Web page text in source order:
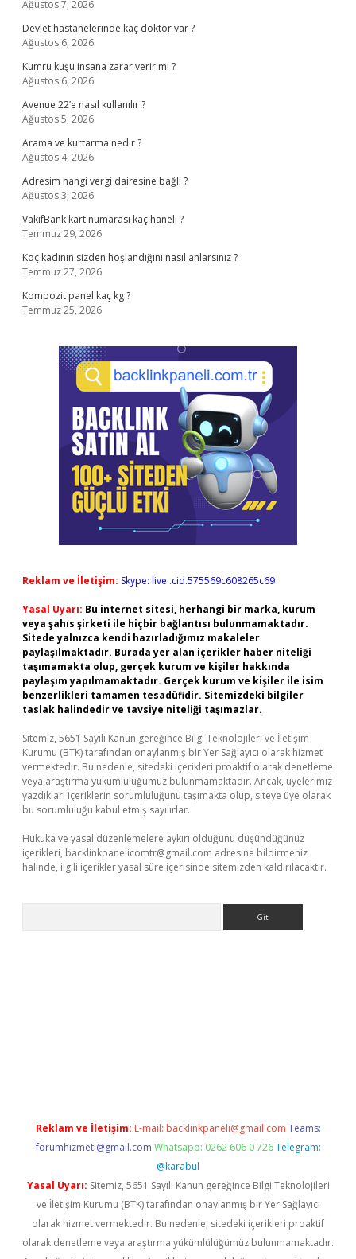
Ağustos 7, 2026
Devlet hastanelerinde kaç doktor var ?
Ağustos 6, 2026
Kumru kuşu insana zarar verir mi ?
Ağustos 6, 2026
Avenue 22’e nasıl kullanılır ?
Ağustos 5, 2026
Arama ve kurtarma nedir ?
Ağustos 4, 2026
Adresim hangi vergi dairesine bağlı ?
Ağustos 3, 2026
VakıfBank kart numarası kaç haneli ?
Temmuz 29, 2026
Koç kadının sizden hoşlandığını nasıl anlarsınız ?
Temmuz 27, 2026
Kompozit panel kaç kg ?
Temmuz 25, 2026
Reklam ve İletişim: Skype: live:.cid.575569c608265c69
Yasal Uyarı: Bu internet sitesi, herhangi bir marka, kurum
veya şahıs şirketi ile hiçbir bağlantısı bulunmamaktadır.
Sitede yalnızca kendi hazırladığımız makaleler
paylaşılmaktadır. Burada yer alan içerikler haber niteliği
taşımamakta olup, gerçek kurum ve kişiler hakkında
paylaşım yapılmamaktadır. Gerçek kurum ve kişiler ile isim
benzerlikleri tamamen tesadüfidir. Sitemizdeki bilgiler
taslak halindedir ve tavsiye niteliği taşımazlar.
Sitemiz, 5651 Sayılı Kanun gereğince Bilgi Teknolojileri ve İletişim
Kurumu (BTK) tarafından onaylanmış bir Yer Sağlayıcı olarak hizmet
vermektedir. Bu nedenle, sitedeki içerikleri proaktif olarak denetleme
veya araştırma yükümlülüğümüz bulunmamaktadır. Ancak, üyelerimiz
yazdıkları içeriklerin sorumluluğunu taşımakta olup, siteye üye olarak
bu sorumluluğu kabul etmiş sayılırlar.
Hukuka ve yasal düzenlemelere aykırı olduğunu düşündüğünüz
içerikleri, backlinkpanelicomtr@gmail.com adresine bildirmeniz
halinde, ilgili içerikler yasal süre içerisinde sitemizden kaldırılacaktır.
Reklam ve İletişim: E-mail: backlinkpaneli@gmail.com Teams:
forumhizmeti@gmail.com Whatsapp: 0262 606 0 726 Telegram:
@karabul
Yasal Uyarı: Sitemiz, 5651 Sayılı Kanun gereğince Bilgi Teknolojileri
ve İletişim Kurumu (BTK) tarafından onaylanmış bir Yer Sağlayıcı
olarak hizmet vermektedir. Bu nedenle, sitedeki içerikleri proaktif
olarak denetleme veya araştırma yükümlülüğümüz bulunmamaktadır.